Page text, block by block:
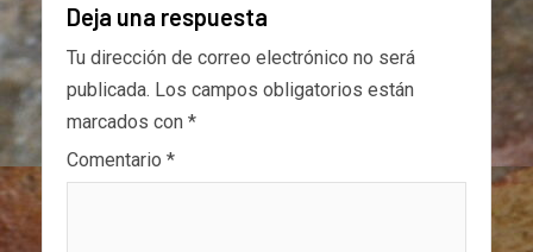
Deja una respuesta
Tu dirección de correo electrónico no será
publicada. Los campos obligatorios están
marcados con *
Comentario *